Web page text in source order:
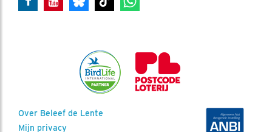
Over Beleef de Lente
Mijn privacy